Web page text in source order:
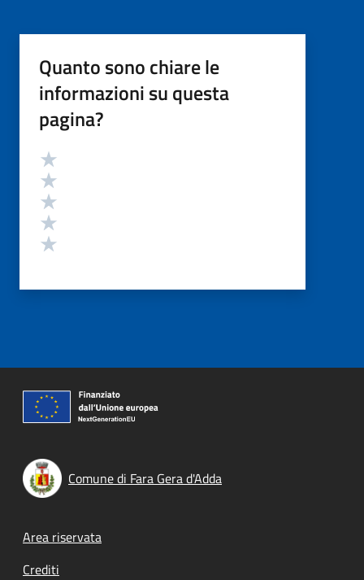
Quanto sono chiare le
informazioni su questa
pagina?
Valutazione
Comune di Fara Gera d'Adda
Footer menu
Area riservata
Crediti